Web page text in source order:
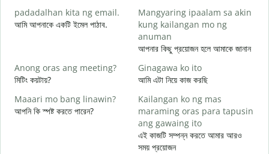
padadalhan kita ng email.
আমি আপনাকে একটি ইমেল পাঠাব.
Mangyaring ipaalam sa akin
kung kailangan mo ng
anuman
আপনার কিছু প্রয়োজন হলে আমাকে জানান
Anong oras ang meeting?
মিটিং কয়টায়?
Ginagawa ko ito
আমি এটা নিয়ে কাজ করছি
Maaari mo bang linawin?
আপনি কি স্পষ্ট করতে পারেন?
Kailangan ko ng mas
maraming oras para tapusin
ang gawaing ito
এই কাজটি সম্পন্ন করতে আমার আরও
সময় প্রয়োজন